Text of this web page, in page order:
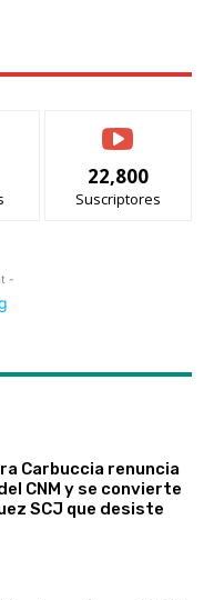
22,800
Suscriptores
-
Carbuccia renuncia
CNM y se convierte
SCJ que desiste